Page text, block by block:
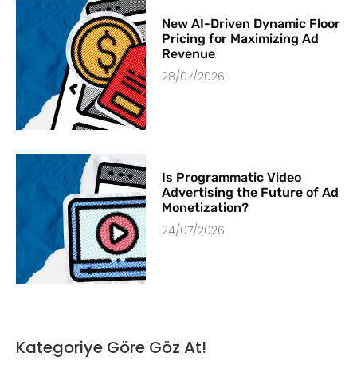
New AI-Driven Dynamic Floor
Pricing for Maximizing Ad
Revenue
28/07/2026
Is Programmatic Video
Advertising the Future of Ad
Monetization?
24/07/2026
Kategoriye Göre Göz At!